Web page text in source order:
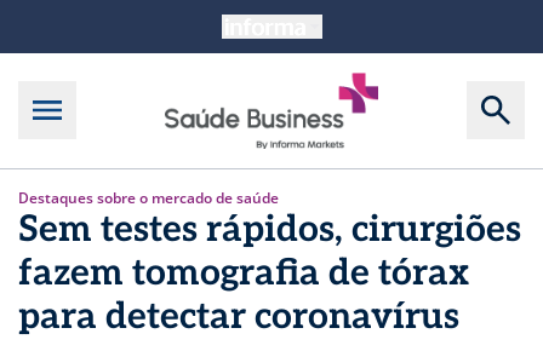
Destaques sobre o mercado de saúde
Sem testes rápidos, cirurgiões
fazem tomografia de tórax
para detectar coronavírus